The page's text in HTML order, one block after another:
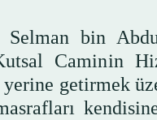
bin
Caminin
yerine getirmek